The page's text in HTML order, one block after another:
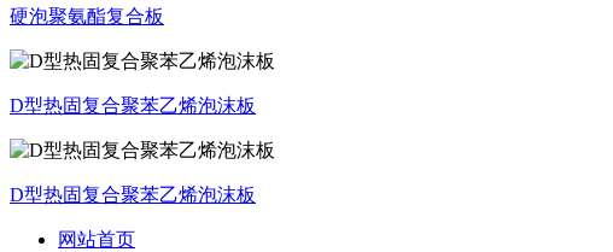
硬泡聚氨酯复合板
D型热固复合聚苯乙烯泡沫板
D型热固复合聚苯乙烯泡沫板
网站首页